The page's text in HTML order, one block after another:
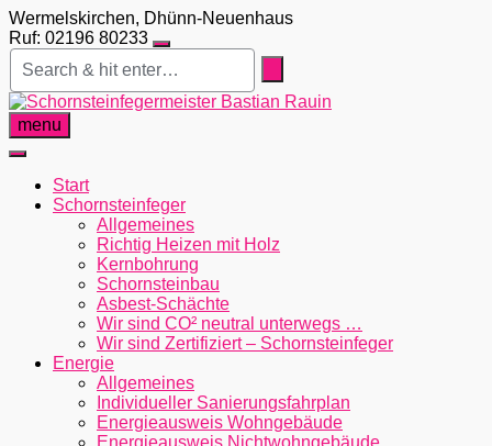
Skip
to
content
Wermelskirchen, Dhünn-Neuenhaus
Ruf: 02196 80233
menu
Start
Schornsteinfeger
Allgemeines
Richtig Heizen mit Holz
Kernbohrung
Schornsteinbau
Asbest-Schächte
Wir sind CO² neutral unterwegs …
Wir sind Zertifiziert – Schornsteinfeger
Energie
Allgemeines
Individueller Sanierungsfahrplan
Energieausweis Wohngebäude
Energieausweis Nichtwohngebäude